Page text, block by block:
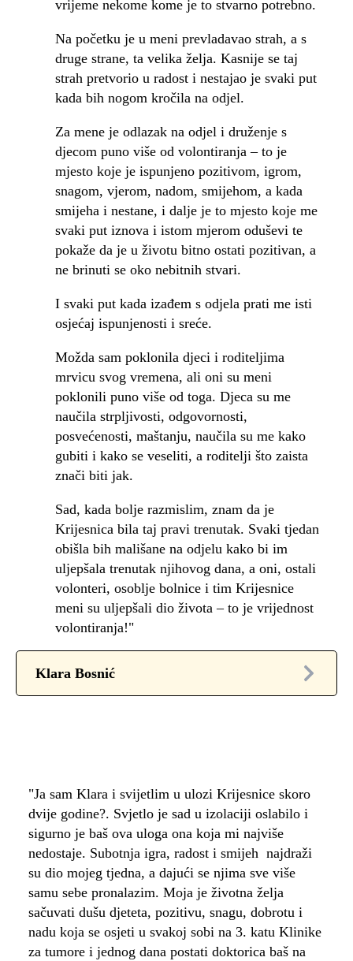
vrijeme nekome kome je to stvarno potrebno.
Na početku je u meni prevladavao strah, a s
druge strane, ta velika želja. Kasnije se taj
strah pretvorio u radost i nestajao je svaki put
kada bih nogom kročila na odjel.
Za mene je odlazak na odjel i druženje s
djecom puno više od volontiranja – to je
mjesto koje je ispunjeno pozitivom, igrom,
snagom, vjerom, nadom, smijehom, a kada
smijeha i nestane, i dalje je to mjesto koje me
svaki put iznova i istom mjerom oduševi te
pokaže da je u životu bitno ostati pozitivan, a
ne brinuti se oko nebitnih stvari.
I svaki put kada izađem s odjela prati me isti
osjećaj ispunjenosti i sreće.
Možda sam poklonila djeci i roditeljima
mrvicu svog vremena, ali oni su meni
poklonili puno više od toga. Djeca su me
naučila strpljivosti, odgovornosti,
posvećenosti, maštanju, naučila su me kako
gubiti i kako se veseliti, a roditelji što zaista
znači biti jak.
Sad, kada bolje razmislim, znam da je
Krijesnica bila taj pravi trenutak. Svaki tjedan
obišla bih mališane na odjelu kako bi im
uljepšala trenutak njihovog dana, a oni, ostali
volonteri, osoblje bolnice i tim Krijesnice
meni su uljepšali dio života – to je vrijednost
volontiranja!"
Klara Bosnić
"Ja sam Klara i svijetlim u ulozi Krijesnice skoro
dvije godine?. Svjetlo je sad u izolaciji oslabilo i
sigurno je baš ova uloga ona koja mi najviše
nedostaje. Subotnja igra, radost i smijeh najdraži
su dio mojeg tjedna, a dajući se njima sve više
samu sebe pronalazim. Moja je životna želja
sačuvati dušu djeteta, pozitivu, snagu, dobrotu i
nadu koja se osjeti u svakoj sobi na 3. katu Klinike
za tumore i jednog dana postati doktorica baš na